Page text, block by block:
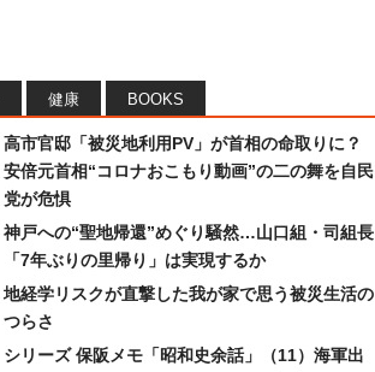
健康 BOOKS
高市官邸「被災地利用PV」が首相の命取りに？
安倍元首相“コロナおこもり動画”の二の舞を自民
党が危惧
神戸への“聖地帰還”めぐり騒然…山口組・司組長
「7年ぶりの里帰り」は実現するか
地経学リスクが直撃した我が家で思う被災生活の
つらさ
シリーズ 保阪メモ「昭和史余話」（11）海軍出